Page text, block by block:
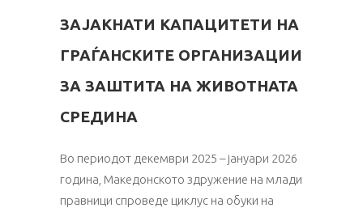
ЗАЈАКНАТИ КАПАЦИТЕТИ НА
ГРАЃАНСКИТЕ ОРГАНИЗАЦИИ
ЗА ЗАШТИТА НА ЖИВОТНАТА
СРЕДИНА
Во периодот декември 2025 – јануари 2026
година, Македонското здружение на млади
правници спроведе циклус на обуки на